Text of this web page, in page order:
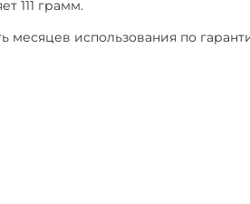
111 грамм.
месяцев использования по